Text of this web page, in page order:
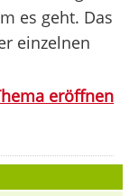
es geht. Das
einzelnen
eröffnen